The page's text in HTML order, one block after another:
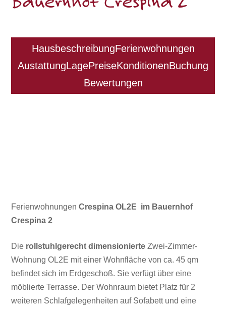
HausbeschreibungFerienwohnungen
AustattungLagePreiseKonditionenBuchung
Bewertungen
Ferienwohnungen Crespina OL2E im Bauernhof
Crespina 2
Die rollstuhlgerecht dimensionierte Zwei-Zimmer-
Wohnung OL2E mit einer Wohnfläche von ca. 45 qm
befindet sich im Erdgeschoß. Sie verfügt über eine
möblierte Terrasse. Der Wohnraum bietet Platz für 2
weiteren Schlafgelegenheiten auf Sofabett und eine